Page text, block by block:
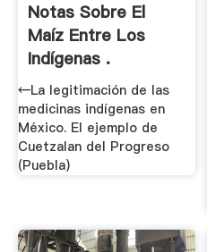
Notas Sobre El
Maíz Entre Los
Indígenas .
←La legitimación de las
medicinas indígenas en
México. El ejemplo de
Cuetzalan del Progreso
(Puebla)